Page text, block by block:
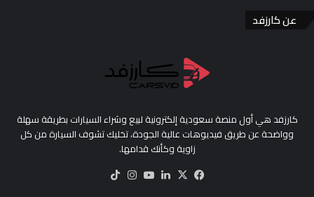
عن كارزفد
كارزفد هي أول منصة سعودية إلكترونية لبيع وشراء السيارات بطريقة سهلة
وواضحة عن طريق فيديوهات عالية الجودة، تخليك تشوف السيارة من كل
زاوية وكأنك قدامها.
فيسبوك
‫X لينكدإن‫YouTubeانستقرام